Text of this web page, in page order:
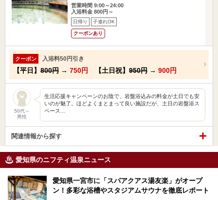
営業時間 9:00～24:00
入浴料金 800円～
日帰り 子連れOK
クーポンあり
クーポン 入浴料50円引き
【平日】 800円 → 750円 【土日祝】 950円 → 900円
50代～
男性
生活応援キャンペーンのお陰で、岩盤浴込みの料金が土日でも安
いのが魅了。ほどよくまとまって良い施設だが、土日の岩盤浴ス
ペース…
関連情報から探す
愛知県のニフティ温泉ニュース
愛知県一宮市に「スパアクアス湯友楽」がオープ
ン！多彩な浴槽やスタジアムサウナを徹底レポート